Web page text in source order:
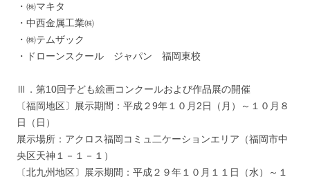
・㈱マキタ
・中西金属工業㈱
・㈱テムザック
・ドローンスクール ジャパン 福岡東校
Ⅲ．第10回子ども絵画コンクールおよび作品展の開催
〔福岡地区〕展示期間：平成２9年１０月2日（月）～１０月８
日（日）
展示場所：アクロス福岡コミュ二ケーションエリア（福岡市中
央区天神１－１－１）
〔北九州地区〕展示期間：平成２９年１０月１１日（水）～１